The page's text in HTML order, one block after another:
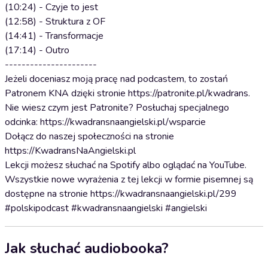
(10:24) - Czyje to jest
(12:58) - Struktura z OF
(14:41) - Transformacje
(17:14) - Outro
----------------------
Jeżeli doceniasz moją pracę nad podcastem, to zostań
Patronem KNA dzięki stronie https://patronite.pl/kwadrans.
Nie wiesz czym jest Patronite? Posłuchaj specjalnego
odcinka: https://kwadransnaangielski.pl/wsparcie
Dołącz do naszej społeczności na stronie
https://KwadransNaAngielski.pl
Lekcji możesz słuchać na Spotify albo oglądać na YouTube.
Wszystkie nowe wyrażenia z tej lekcji w formie pisemnej są
dostępne na stronie https://kwadransnaangielski.pl/299
#polskipodcast #kwadransnaangielski #angielski
Jak słuchać audiobooka?